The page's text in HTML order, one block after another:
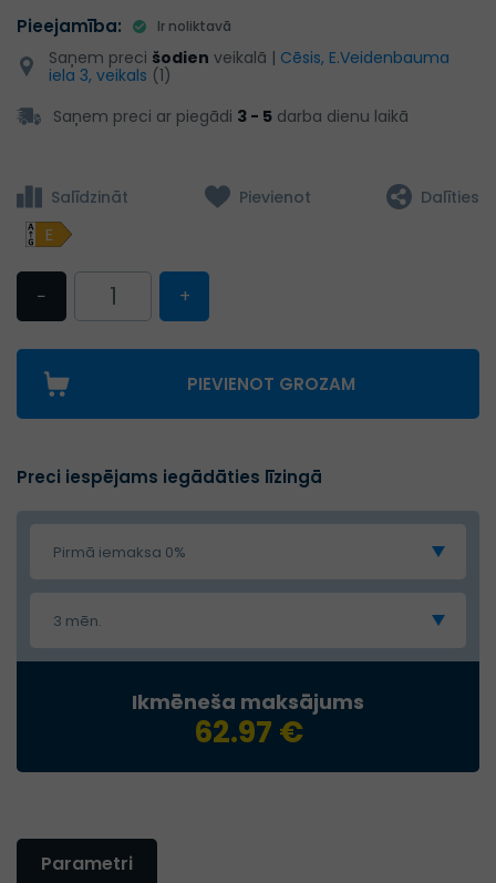
Pieejamība: Ir noliktavā
Saņem preci šodien veikalā | Cēsis, E.Veidenbauma
iela 3, veikals (1)
Saņem preci ar piegādi 3 - 5 darba dienu laikā
Salīdzināt Pievienot Dalīties
E
− +
PIEVIENOT GROZAM
Preci iespējams iegādāties līzingā
Pirmā iemaksa 0%
3 mēn.
Ikmēneša maksājums
62.97 €
Parametri